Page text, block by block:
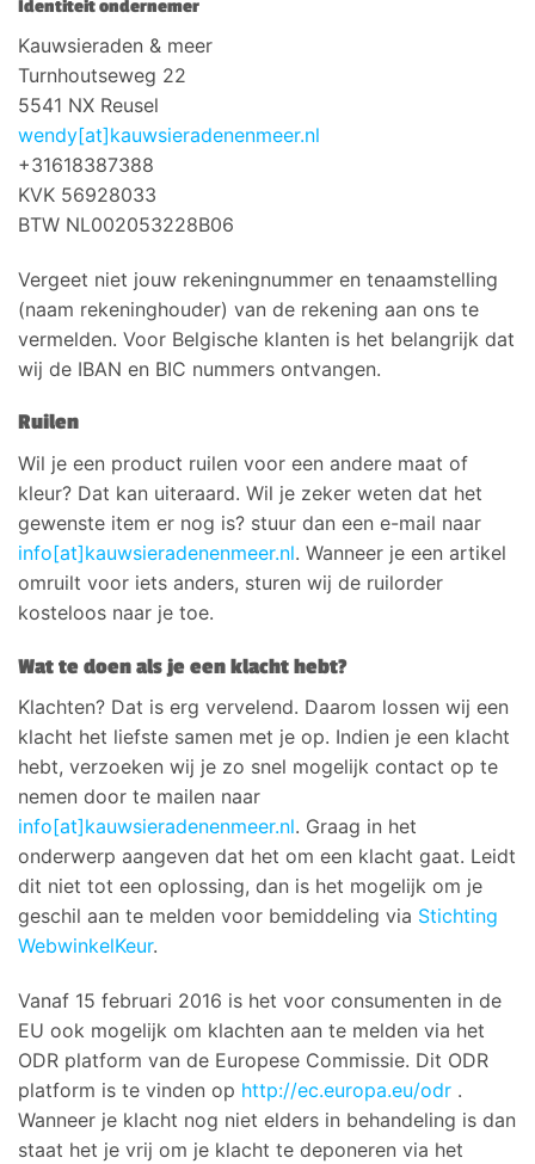
Identiteit ondernemer
Kauwsieraden & meer
Turnhoutseweg 22
5541 NX Reusel
wendy[at]kauwsieradenenmeer.nl
+31618387388
KVK 56928033
BTW NL002053228B06
Vergeet niet jouw rekeningnummer en tenaamstelling
(naam rekeninghouder) van de rekening aan ons te
vermelden. Voor Belgische klanten is het belangrijk dat
wij de IBAN en BIC nummers ontvangen.
Ruilen
Wil je een product ruilen voor een andere maat of
kleur? Dat kan uiteraard. Wil je zeker weten dat het
gewenste item er nog is? stuur dan een e-mail naar
info[at]kauwsieradenenmeer.nl. Wanneer je een artikel
omruilt voor iets anders, sturen wij de ruilorder
kosteloos naar je toe.
Wat te doen als je een klacht hebt?
Klachten? Dat is erg vervelend. Daarom lossen wij een
klacht het liefste samen met je op. Indien je een klacht
hebt, verzoeken wij je zo snel mogelijk contact op te
nemen door te mailen naar
info[at]kauwsieradenenmeer.nl. Graag in het
onderwerp aangeven dat het om een klacht gaat. Leidt
dit niet tot een oplossing, dan is het mogelijk om je
geschil aan te melden voor bemiddeling via Stichting
WebwinkelKeur.
Vanaf 15 februari 2016 is het voor consumenten in de
EU ook mogelijk om klachten aan te melden via het
ODR platform van de Europese Commissie. Dit ODR
platform is te vinden op http://ec.europa.eu/odr .
Wanneer je klacht nog niet elders in behandeling is dan
staat het je vrij om je klacht te deponeren via het